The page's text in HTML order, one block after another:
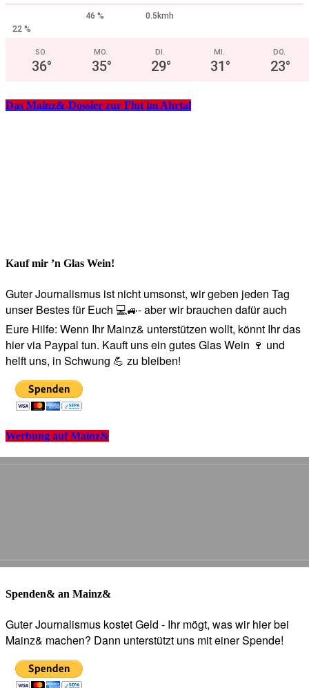
46 %
0.5kmh
22 %
SO.
36°
MO.
35°
DI.
29°
MI.
31°
DO.
23°
Das Mainz&-Dossier zur Flut im Ahrtal
Kauf mir ’n Glas Wein!
Guter Journalismus ist nicht umsonst, wir geben jeden Tag
unser Bestes für Euch 💻🚙- aber wir brauchen dafür auch
Eure Hilfe: Wenn Ihr Mainz& unterstützen wollt, könnt Ihr das
hier via Paypal tun. Kauft uns ein gutes Glas Wein 🍷 und
helft uns, in Schwung 💪 zu bleiben!
Werbung auf Mainz&
Spenden& an Mainz&
Guter Journalismus kostet Geld - Ihr mögt, was wir hier bei
Mainz& machen? Dann unterstützt uns mit einer Spende!